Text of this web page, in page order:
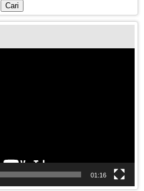
Cari
01:16